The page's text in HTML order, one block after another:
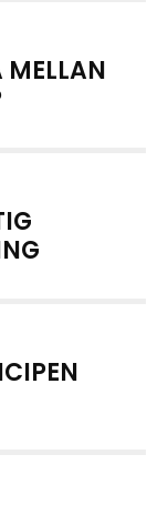
MELLAN